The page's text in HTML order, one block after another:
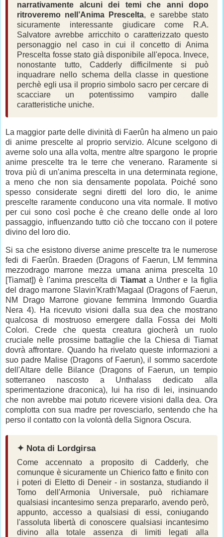
narrativamente alcuni dei temi che anni dopo
ritroveremo nell’Anima Prescelta, e sarebbe stato
sicuramente interessante giudicare come R.A.
Salvatore avrebbe arricchito o caratterizzato questo
personaggio nel caso in cui il concetto di Anima
Prescelta fosse stato già disponibile all'epoca. Invece,
nonostante tutto, Cadderly difficilmente si può
inquadrare nello schema della classe in questione
perchè egli usa il proprio simbolo sacro per cercare di
scacciare un potentissimo vampiro dalle
caratteristiche uniche.
La maggior parte delle divinità di Faerûn ha almeno un paio
di anime prescelte al proprio servizio. Alcune scelgono di
averne solo una alla volta, mentre altre spargono le proprie
anime prescelte tra le terre che venerano. Raramente si
trova più di un'anima prescelta in una determinata regione,
a meno che non sia densamente popolata. Poiché sono
spesso considerate segni diretti del loro dio, le anime
prescelte raramente conducono una vita normale. Il motivo
per cui sono così poche è che creano delle onde al loro
passaggio, influenzando tutto ciò che toccano con il potere
divino del loro dio.
Si sa che esistono diverse anime prescelte tra le numerose
fedi di Faerûn. Braeden (Dragons of Faerun, LM femmina
mezzodrago marrone mezza umana anima prescelta 10
[Tiamat]) è l'anima prescelta di Tiamata Unther e la figlia
del drago marrone Slavin'Krath'Magaal (Dragons of Faerun,
NM Drago Marrone giovane femmina Immondo Guardia
Nera 4). Ha ricevuto visioni dalla sua dea che mostrano
qualcosa di mostruoso emergere dalla Fossa dei Molti
Colori. Crede che questa creatura giocherà un ruolo
cruciale nelle prossime battaglie che la Chiesa di Tiamat
dovrà affrontare. Quando ha rivelato queste informazioni a
suo padre Malise (Dragons of Faerun), il sommo sacerdote
dell'Altare delle Bilance (Dragons of Faerun, un tempio
sotterraneo nascosto a Unthalass dedicato alla
sperimentazione draconica), lui ha riso di lei, insinuando
che non avrebbe mai potuto ricevere visioni dalla dea. Ora
complotta con sua madre per rovesciarlo, sentendo che ha
perso il contatto con la volontà della Signora Oscura.
✦ Nota di Lordgirsa
Come accennato a proposito di Cadderly, che
comunque è sicuramente un Chierico fatto e finito con
i poteri di Eletto di Deneir - in sostanza, studiando il
Tomo dell'Armonia Universale, può richiamare
qualsiasi incantesimo senza prepararlo, avendo però,
appunto, accesso a qualsiasi di essi, coniugando
l'assoluta libertà di conoscere qualsiasi incantesimo
divino alla totale assenza di limiti legati alla